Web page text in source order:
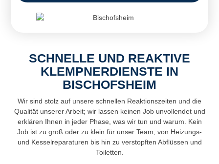
SCHNELLE UND REAKTIVE
KLEMPNERDIENSTE IN
BISCHOFSHEIM
Wir sind stolz auf unsere schnellen Reaktionszeiten und die
Qualität unserer Arbeit; wir lassen keinen Job unvollendet und
erklären Ihnen in jeder Phase, was wir tun und warum. Kein
Job ist zu groß oder zu klein für unser Team, von Heizungs-
und Kesselreparaturen bis hin zu verstopften Abflüssen und
Toiletten.